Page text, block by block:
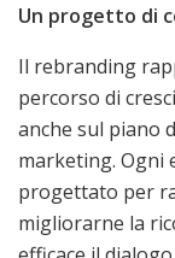
Un progetto di
Il rebranding
percorso di
anche sul piano
marketing. Ogni
progettato per
migliorarne la